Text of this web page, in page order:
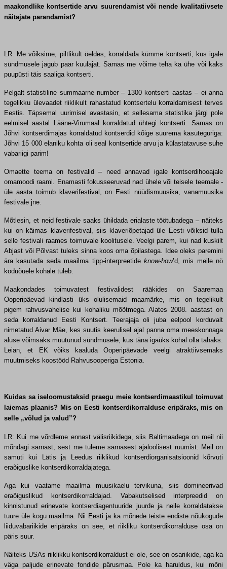
maakondlike kontsertide arvu suurendamist või nende kvalitatiivsete
näitajate parandamist?
LR: Me võiksime, piltlikult öeldes, korraldada kümme kontserti, kus igale
sündmusele jagub paar kuulajat. Samas me võime teha ka ühe või kaks
puupüsti täis saaliga kontserti.
Pelgalt statistiline summaarne number – 1300 kontserti aastas – ei anna
tegelikku ülevaadet riiklikult rahastatud kontsertelu korraldamisest terves
Eestis. Täpsemal uurimisel avastasin, et sellesama statistika järgi pole
eelmisel aastal Lääne-Virumaal korraldatud ühtegi kontserti. Samas on
Jõhvi kontserdimajas korraldatud kontserdid kõige suurema kasuteguriga:
Jõhvi 15 000 elaniku kohta oli seal kontsertide arvu ja külastatavuse suhe
vabariigi parim!
Omaette teema on festivalid – need annavad igale kontserdihooajale
omamoodi raami. Enamasti fokusseeruvad nad ühele või teisele teemale -
üle aasta toimub klaverifestival, on Eesti nüüdismuusika, vanamuusika
festivale jne.
Mõtlesin, et neid festivale saaks ühildada erialaste töötubadega – näiteks
kui on käimas klaverifestival, siis klaveriõpetajad üle Eesti võiksid tulla
selle festivali raames toimuvale koolitusele. Veelgi parem, kui nad kuskilt
Abjast või Põlvast tuleks sinna koos oma õpilastega. Idee oleks paremini
ära kasutada seda maailma tipp-interpreetide know-how’d, mis meile nö
koduõuele kohale tuleb.
Maakondades toimuvatest festivalidest rääkides on Saaremaa
Ooperipäevad kindlasti üks olulisemaid maamärke, mis on tegelikult
pigem rahvusvahelise kui kohaliku mõõtmega. Alates 2008. aastast on
seda korraldanud Eesti Kontsert. Teerajaja oli juba eelpool korduvalt
nimetatud Aivar Mäe, kes suutis keerulisel ajal panna oma meeskonnaga
aluse võimsaks muutunud sündmusele, kus täna igaüks kohal olla tahaks.
Leian, et EK võiks kaaluda Ooperipäevade veelgi atraktiivsemaks
muutmiseks koostööd Rahvusooperiga Estonia.
Kuidas sa iseloomustaksid praegu meie kontserdimaastikul toimuvat
laiemas plaanis? Mis on Eesti kontserdikorralduse eripäraks, mis on
selle „võlud ja valud”?
LR: Kui me võrdleme ennast välisriikidega, siis Baltimaadega on meil nii
mõndagi sarnast, sest me tuleme sarnasest ajaloolisest ruumist. Meil on
samuti kui Lätis ja Leedus riiklikud kontserdiorganisatsioonid kõrvuti
eraõiguslike kontserdikorraldajatega.
Aga kui vaatame maailma muusikaelu tervikuna, siis domineerivad
eraõiguslikud kontserdikorraldajad. Vabakutselised interpreedid on
kinnistunud erinevate kontserdiagentuuride juurde ja neile korraldatakse
tuure üle kogu maailma. Nii Eesti ja ka mõnede teiste endiste nõukogude
liiduvabariikide eripäraks on see, et riikliku kontserdikorralduse osa on
päris suur.
Näiteks USAs riiklikku kontserdikorraldust ei ole, see on osariikide, aga ka
väga paljude erinevate fondide pärusmaa. Pole ka haruldus, kui mõni